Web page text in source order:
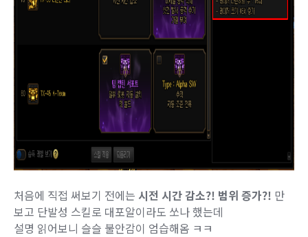
처음에 직접 써보기 전에는 시전 시간 감소?! 범위 증가?! 만
보고 단발성 스킬로 대포알이라도 쏘나 했는데
설명 읽어보니 슬슬 불안감이 엄습해옴 ㅋㅋ